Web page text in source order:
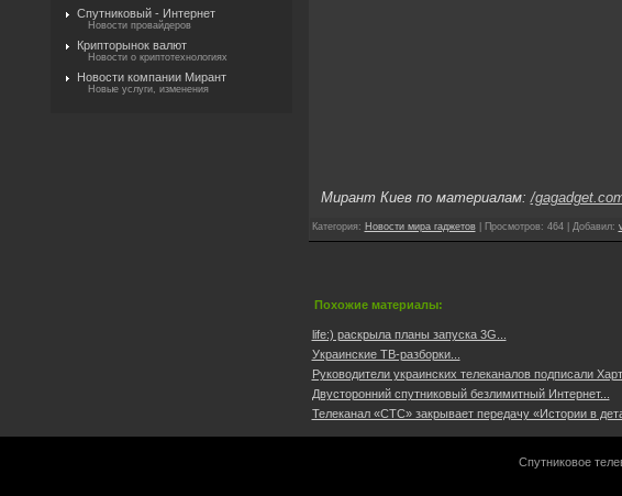
Спутниковый - Интернет
Новости провайдеров
Крипторынок валют
Новости о криптотехнологиях
Новости компании Мирант
Новые услуги, изменения
Мирант Киев по материалам: /
Категория: Новости мира гаджетов| Просмотров: 464| Добавил:
Похожие материалы:
life:) раскрыла планы запуска 3G...
Украинские ТВ-разборки...
Руководители украинских телеканалов подписали
Двусторонний спутниковый безлимитный Интернет...
Телеканал «СТС» закрывает передачу «Истории в
Спутниковое